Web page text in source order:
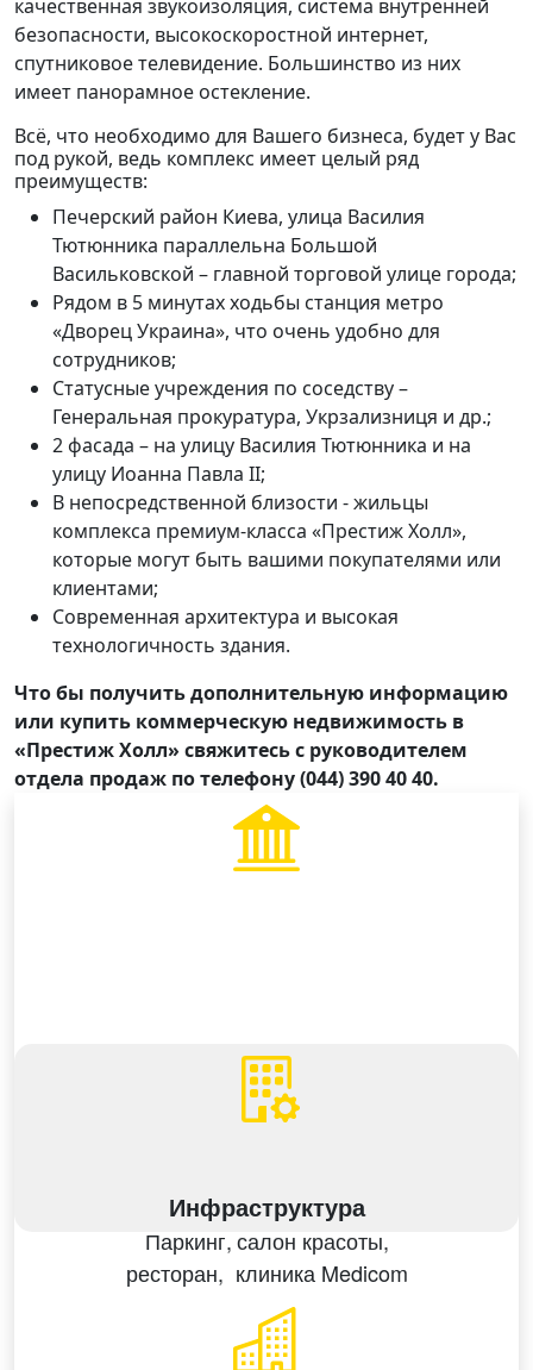
качественная звукоизоляция, система внутренней
безопасности, высокоскоростной интернет,
спутниковое телевидение. Большинство из них
имеет панорамное остекление.
Всё, что необходимо для Вашего бизнеса, будет у Вас
под рукой, ведь комплекс имеет целый ряд
преимуществ:
Печерский район Киева, улица Василия
Тютюнника параллельна Большой
Васильковской – главной торговой улице города;
Рядом в 5 минутах ходьбы станция метро
«Дворец Украина», что очень удобно для
сотрудников;
Статусные учреждения по соседству –
Генеральная прокуратура, Укрзализниця и др.;
2 фасада – на улицу Василия Тютюнника и на
улицу Иоанна Павла ІІ;
В непосредственной близости - жильцы
комплекса премиум-класса «Престиж Холл»,
которые могут быть вашими покупателями или
клиентами;
Современная архитектура и высокая
технологичность здания.
Что бы получить дополнительную информацию
или купить коммерческую недвижимость в
«Престиж Холл» свяжитесь с руководителем
отдела продаж по телефону (044) 390 40 40.
Инфраструктура
Паркинг,салон красоты,
ресторан, клиника Medicom